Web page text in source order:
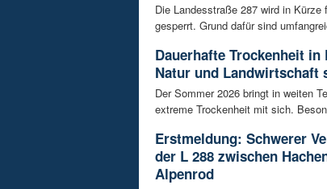
Die Landesstraße 287 wird in Kürze
gesperrt. Grund dafür sind
Dauerhafte Trockenheit in
Natur und Landwirtschaft
Der Sommer 2026 bringt in weiten
extreme Trockenheit mit sich.
Erstmeldung: Schwerer
der L 288 zwischen
Alpenrod